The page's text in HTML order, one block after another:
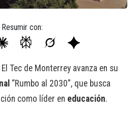
Resumir con:
El Tec de Monterrey avanza en su
“Rumbo al 2030”, que busca
como líder en educación.